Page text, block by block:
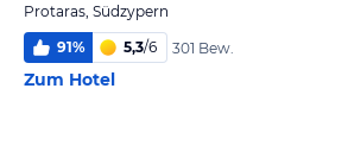
Protaras, Südzypern
91% 5,3/6 301 Bew.
Zum Hotel